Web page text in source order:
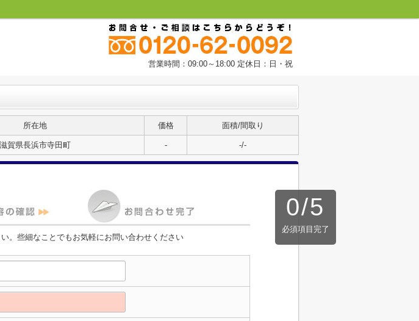
営業時間：09:00～18:00 定休日：日・祝
所在地 価格 面積/間取り
滋賀県長浜市寺田町 - -/-
0/5
必須項目完了
。些細なことでもお気軽にお問い合わせください